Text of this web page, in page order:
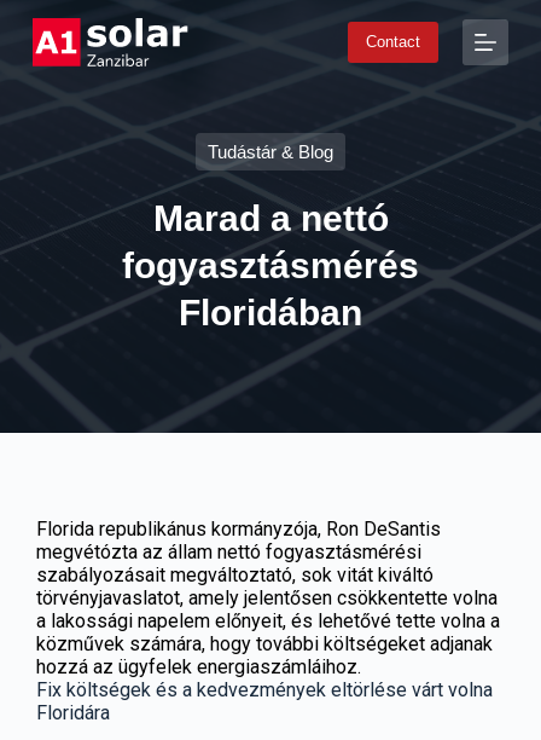
S
o
e
Contact
Tudástár & Blog
Marad a nettó
fogyasztásmérés
Floridában
Florida republikánus kormányzója, Ron DeSantis
megvétózta az állam nettó fogyasztásmérési
szabályozásait megváltoztató, sok vitát kiváltó
törvényjavaslatot, amely jelentősen csökkentette volna
a lakossági napelem előnyeit, és lehetővé tette volna a
közművek számára, hogy további költségeket adjanak
hozzá az ügyfelek energiaszámláihoz.
Fix költségek és a kedvezmények eltörlése várt volna
Floridára